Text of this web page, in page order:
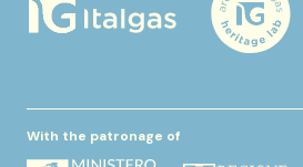
With the patronage of